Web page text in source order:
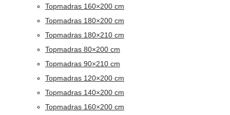
Topmadras 160×200 cm
Topmadras 180×200 cm
Topmadras 180×210 cm
Topmadras 80×200 cm
Topmadras 90×210 cm
Topmadras 120×200 cm
Topmadras 140×200 cm
Topmadras 160×200 cm